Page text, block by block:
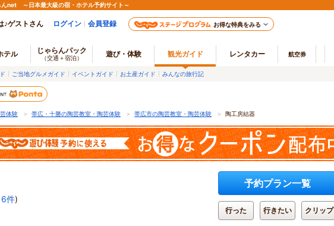
net ～日本最大級の宿・ホテル予約サイト～
♪ゲストさん ログイン 会員登録 お得な特典をみる
テル じゃらんパック
（交通＋宿泊） 遊び・体験 観光ガイド レンタカー 航空券
ご当地グルメガイド イベントガイド お土産ガイド みんなの旅行記
体験 ＞ 帯広・十勝の陶芸教室・陶芸体験 ＞ 帯広市の陶芸教室・陶芸体験 ＞ 陶工房結器
6件)
予約プラン一覧
行った 行きたい クリップ